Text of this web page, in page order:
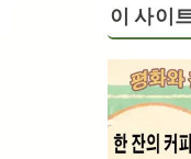
이 사이